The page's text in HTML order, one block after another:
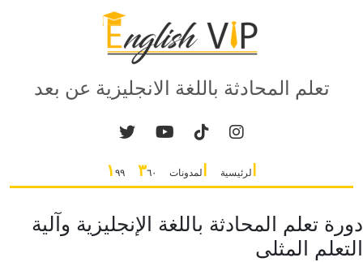
تعلم المحادثة باللغة الانجليزية عن بعد
الرئيسية المدونات ٣٦٠ ١٩٩
دورة تعلم المحادثة باللغة الإنجليزية وآلية
التعلم المثلى